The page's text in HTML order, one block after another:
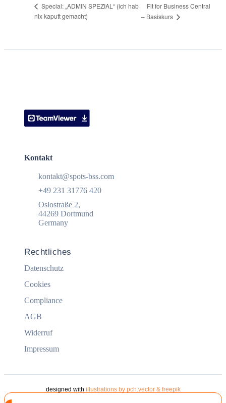
Special: „ADMIN SPEZIAL“ (ich hab
nix kaputt gemacht)
Fit for Business Central
– Basiskurs
Kontakt
kontakt@spots-bss.com
+49 231 31776 420
Oslostraße 2,
44269 Dortmund
Germany
Rechtliches
Datenschutz
Cookies
Compliance
AGB
Widerruf
Impressum
designed with illustrations by pch.vector & freepik